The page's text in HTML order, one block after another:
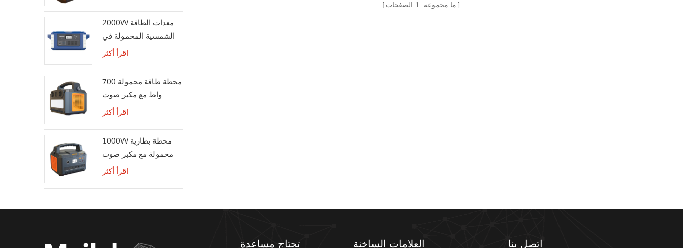
ما مجموعه 1 الصفحات
2000W معدات الطاقة
الشمسية المحمولة في
الهواء الطلق مولد للطاقة
اقرأ أكثر
محطة طاقة محمولة 700
واط مع مكبر صوت
بلوتوث لاسلكي
اقرأ أكثر
1000W محطة بطارية
محمولة مع مكبر صوت
بلوتوث
اقرأ أكثر
تحتاج مساعدة العلامات الساخنة اتصل بنا